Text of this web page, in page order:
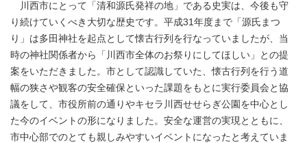
川西市にとって「清和源氏発祥の地」である史実は、今後も守
り続けていくべき大切な歴史です。平成31年度まで「源氏まつ
り」は多田神社を起点として懐古行列を行なっていましたが、当
時の神社関係者から「川西市全体のお祭りにしてほしい」との提
案をいただきました。市として認識していた、懐古行列を行う道
幅の狭さや観客の安全確保といった課題をもとに実行委員会と協
議をして、市役所前の通りやキセラ川西せせらぎ公園を中心とし
た今のイベントの形になりました。安全な運営の実現とともに、
市中心部でのとても親しみやすいイベントになったと考えていま